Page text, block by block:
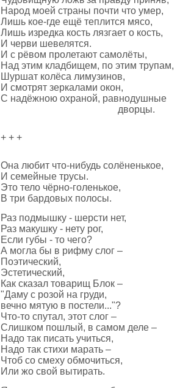
Народ моей страны почти что умер,
Лишь кое-где ещё теплится мясо,
Лишь изредка кость лязгает о кость,
И черви шевелятся.
И с рёвом пролетают самолёты,
Над этим кладбищем, по этим трупам,
Шуршат колёса лимузинов,
И смотрят зеркалами окон,
С надёжною охраной, равнодушные
дворцы.
+ + +
Она любит что-нибудь солёненькое,
И семейные трусы.
Это тело чёрно-голенькое,
В три бардовых полосы.
Раз подмышку - шерсти нет,
Раз макушку - нету рог,
Если губы - то чего?
А могла бы в рифму слог –
Поэтический,
Эстетический,
Как сказал товарищ Блок –
"Даму с розой на груди,
вечно мятую в постели..."?
Что-то спутал, этот слог –
Слишком пошлый, в самом деле –
Надо так писать учиться,
Надо так стихи марать –
Чтоб со смеху обмочиться,
Или жо свой вытирать.